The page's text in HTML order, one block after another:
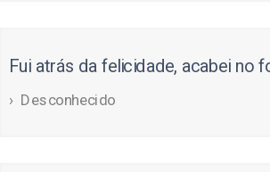
Fui atrás da felicidade, acabei no
Desconhecido